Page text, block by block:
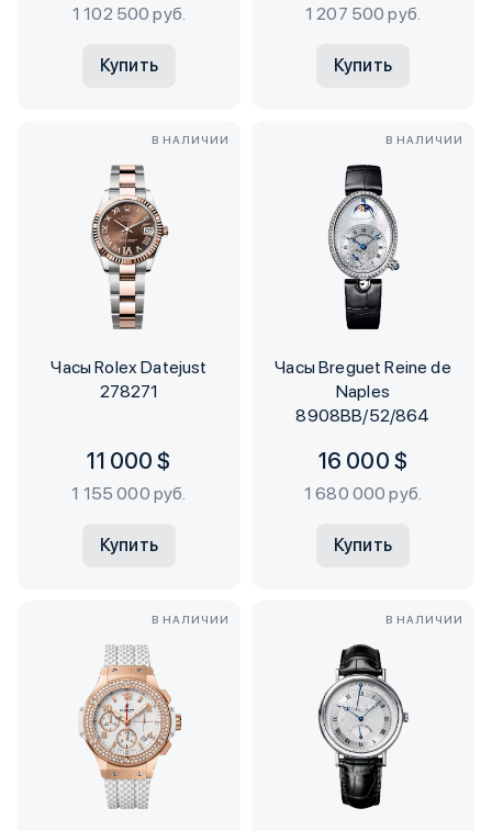
1 102 500 руб.
Купить
1 207 500 руб.
Купить
В НАЛИЧИИ
Часы Rolex Datejust
278271
11 000 $
1 155 000 руб.
Купить
В НАЛИЧИИ
Часы Breguet Reine de
Naples
8908BB/52/864
16 000 $
1 680 000 руб.
Купить
В НАЛИЧИИ В НАЛИЧИИ